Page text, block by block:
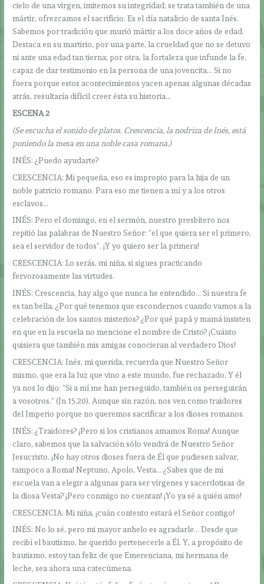
cielo de una virgen, imitemos su integridad; se trata también de una
mártir, ofrezcamos el sacrificio. Es el día natalicio de santa Inés.
Sabemos por tradición que murió mártir a los doce años de edad.
Destaca en su martirio, por una parte, la crueldad que no se detuvo
ni ante una edad tan tierna; por otra, la fortaleza que infunde la fe,
capaz de dar testimonio en la persona de una jovencita… Si no
fuera porque estos acontecimientos yacen apenas algunas décadas
atrás, resultaría difícil creer ésta su historia…
ESCENA 2
(Se escucha el sonido de platos. Crescencia, la nodriza de Inés, está
poniendo la mesa en una noble casa romana.)
INÉS: ¿Puedo ayudarte?
CRESCENCIA: Mi pequeña, eso es impropio para la hija de un
noble patricio romano. Para eso me tienen a mí y a los otros
esclavos…
INÉS: Pero el domingo, en el sermón, nuestro presbítero nos
repitió las palabras de Nuestro Señor: “el que quiera ser el primero,
sea el servidor de todos”. ¡Y yo quiero ser la primera!
CRESCENCIA: Lo serás, mi niña, si sigues practicando
fervorosamente las virtudes.
INÉS: Crescencia, hay algo que nunca he entendido… Si nuestra fe
es tan bella, ¿Por qué tenemos que escondernos cuando vamos a la
celebración de los santos misterios? ¿Por qué papá y mamá insisten
en que en la escuela no mencione el nombre de Cristo? ¡Cuánto
quisiera que también mis amigas conocieran al verdadero Dios!
CRESCENCIA: Inés, mi querida, recuerda que Nuestro Señor
mismo, que era la luz que vino a este mundo, fue rechazado. Y él
ya nos lo dijo: “Si a mí me han perseguido, también os perseguirán
a vosotros.” (Jn 15,20). Aunque sin razón, nos ven como traidores
del Imperio porque no queremos sacrificar a los dioses romanos.
INÉS: ¿Traidores? ¡Pero si los cristianos amamos Roma! Aunque
claro, sabemos que la salvación sólo vendrá de Nuestro Señor
Jesucristo. ¡No hay otros dioses fuera de Él que pudiesen salvar,
tampoco a Roma! Neptuno, Apolo, Vesta… ¿Sabes que de mi
escuela van a elegir a algunas para ser vírgenes y sacerdotisas de
la diosa Vesta? ¡Pero conmigo no cuentan! ¡Yo ya sé a quién amo!
CRESCENCIA: Mi niña, ¡cuán contento estará el Señor contigo!
INÉS: No lo sé, pero mi mayor anhelo es agradarle… Desde que
recibí el bautismo, he querido pertenecerle a Él. Y, a propósito de
bautismo, estoy tan feliz de que Emerenciana, mi hermana de
leche, sea ahora una catecúmena.